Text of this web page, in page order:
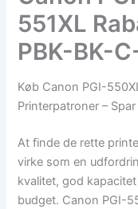
551XL
PBK-BK-
Køb Canon PGI-
Printerpatroner –
At finde de rette
virke som en
kvalitet, god
budget. Canon PGI-